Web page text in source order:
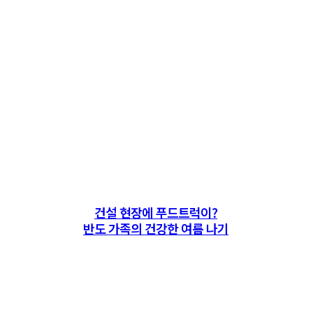
건설 현장에 푸드트럭이?
반도 가족의 건강한 여름 나기